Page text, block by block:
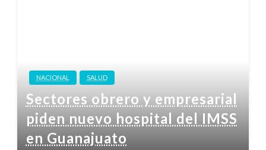
NACIONAL SALUD
Sectores obrero y empresarial
piden nuevo hospital del IMSS
en Guanajuato